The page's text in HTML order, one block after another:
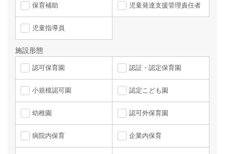
保育補助 児童発達支援管理責任者
児童指導員
施設形態
認可保育園 認証・認定保育園
小規模認可園 認定こども園
幼稚園 認可外保育園
病院内保育 企業内保育